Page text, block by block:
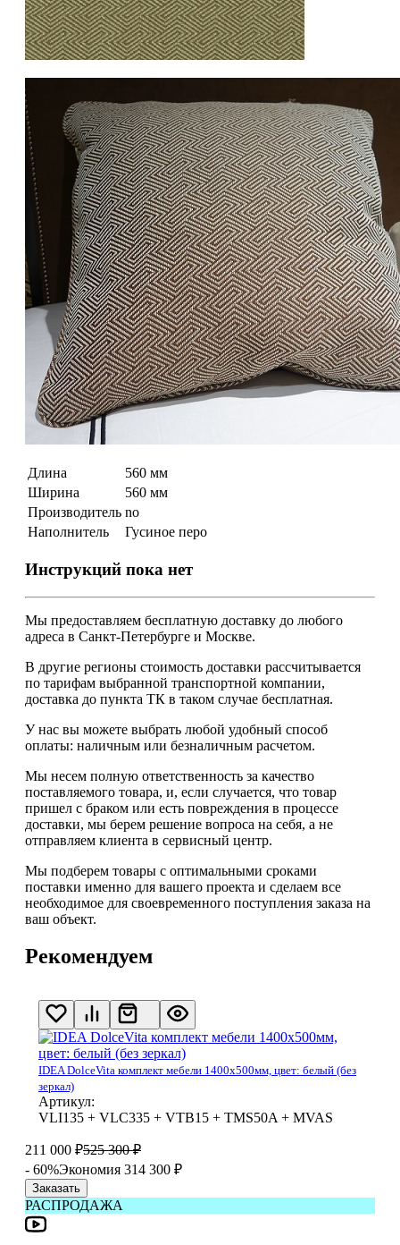
Длина
560 мм
Ширина
560 мм
Производитель no
Наполнитель
Гусиное перо
Инструкций пока нет
Мы предоставляем бесплатную доставку до любого
адреса в Санкт-Петербурге и Москве.
В другие регионы стоимость доставки рассчитывается
по тарифам выбранной транспортной компании,
доставка до пункта ТК в таком случае бесплатная.
У нас вы можете выбрать любой удобный способ
оплаты: наличным или безналичным расчетом.
Мы несем полную ответственность за качество
поставляемого товара, и, если случается, что товар
пришел с браком или есть повреждения в процессе
доставки, мы берем решение вопроса на себя, а не
отправляем клиента в сервисный центр.
Мы подберем товары с оптимальными сроками
поставки именно для вашего проекта и сделаем все
необходимое для своевременного поступления заказа на
ваш объект.
Рекомендуем
IDEA DolceVita комплект мебели 1400x500мм, цвет: белый (без
зеркал)
Артикул:
VLI135 + VLC335 + VTB15 + TMS50A + MVAS
211 000 ₽525 300 ₽
- 60%Экономия 314 300 ₽
Заказать
РАСПРОДАЖА